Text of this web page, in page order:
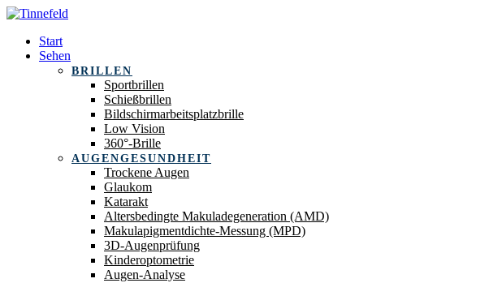
Start
Sehen
BRILLEN
Sportbrillen
Schießbrillen
Bildschirmarbeitsplatzbrille
Low Vision
360°-Brille
AUGENGESUNDHEIT
Trockene Augen
Glaukom
Katarakt
Altersbedingte Makuladegeneration (AMD)
Makulapigmentdichte-Messung (MPD)
3D-Augenprüfung
Kinderoptometrie
Augen-Analyse